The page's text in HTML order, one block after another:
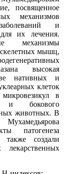
посвященное
механизмов
и
их лечения.
механизмы
мышц,
высокая
нативных и
клеток
в
и бокового
животных. В
патогенеза
также создали